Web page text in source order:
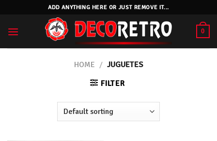
content
ADD ANYTHING HERE OR JUST REMOVE IT...
0
HOME / JUGUETES
FILTER